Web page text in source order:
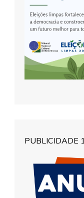
PUBLICIDADE